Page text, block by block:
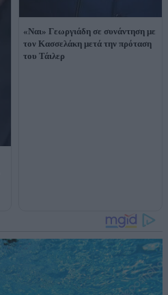
«Ναι» Γεωργιάδη σε συνάντηση με
τον Κασσελάκη μετά την πρόταση
του Τάιλερ